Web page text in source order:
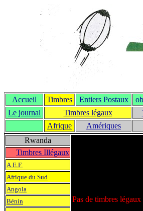
Accueil Timbres Entiers Postaux
Le journal
Timbres légaux
Afrique
Amériques
Rwanda
Pas de timbres légaux
Timbres Illégaux
A.E.F.
Afrique du Sud
Angola
Bénin